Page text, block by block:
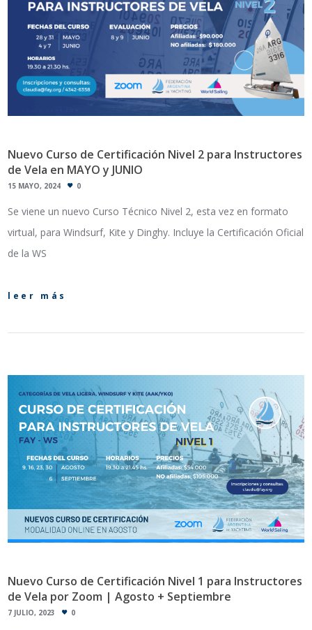
Nuevo Curso de Certificación Nivel 2 para Instructores
de Vela en MAYO y JUNIO
15 MAYO, 2024 0
Se viene un nuevo Curso Técnico Nivel 2, esta vez en formato
virtual, para Windsurf, Kite y Dinghy. Incluye la Certificación Oficial
de la WS
leer más
Nuevo Curso de Certificación Nivel 1 para Instructores
de Vela por Zoom | Agosto + Septiembre
7 JULIO, 2023 0